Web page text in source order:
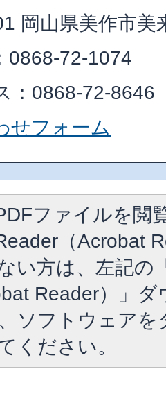
岡山県美作市美
0868-72-1074
：0868-72-8646
せフォーム
ファイルを閲
（Acrobat
い方は、左記の
Reader）」
ソフトウェア
ください。